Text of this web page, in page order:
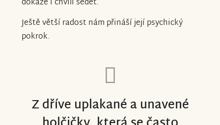
Ještě větší radost nám přináší její psychický
pokrok.
Z dříve uplakané a unavené